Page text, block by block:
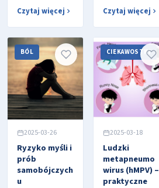
Czytaj więcej Czytaj więcej
BÓL
2025-03-26
Ryzyko myśli i
prób
samobójczych
u
CIEKAWOSTKI
2025-03-18
Ludzki
metapneumo
wirus (hMPV) –
praktyczne